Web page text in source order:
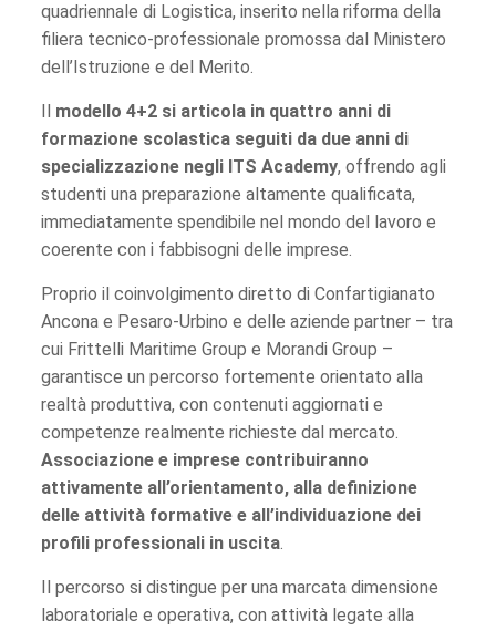
quadriennale di Logistica, inserito nella riforma della
filiera tecnico-professionale promossa dal Ministero
dell’Istruzione e del Merito.
Il modello 4+2 si articola in quattro anni di
formazione scolastica seguiti da due anni di
specializzazione negli ITS Academy, offrendo agli
studenti una preparazione altamente qualificata,
immediatamente spendibile nel mondo del lavoro e
coerente con i fabbisogni delle imprese.
Proprio il coinvolgimento diretto di Confartigianato
Ancona e Pesaro-Urbino e delle aziende partner – tra
cui Frittelli Maritime Group e Morandi Group –
garantisce un percorso fortemente orientato alla
realtà produttiva, con contenuti aggiornati e
competenze realmente richieste dal mercato.
Associazione e imprese contribuiranno
attivamente all’orientamento, alla definizione
delle attività formative e all’individuazione dei
profili professionali in uscita.
Il percorso si distingue per una marcata dimensione
laboratoriale e operativa, con attività legate alla